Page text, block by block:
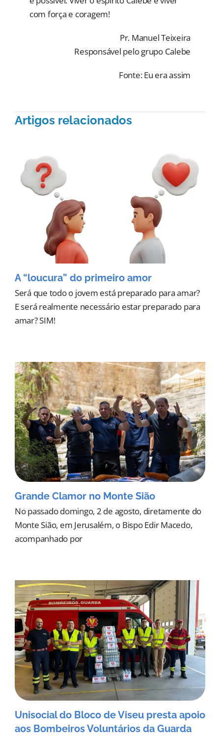
com força e coragem!
Pr. Manuel Teixeira
Responsável pelo grupo Calebe
Fonte: Eu era assim
Artigos relacionados
A “loucura” do primeiro amor
Será que todo o jovem está preparado para amar?
E será realmente necessário estar preparado para
amar? SIM!
Grande Clamor no Monte Sião
No passado domingo, 2 de agosto, diretamente do
Monte Sião, em Jerusalém, o Bispo Edir Macedo,
acompanhado por
Unisocial do Bloco de Viseu presta apoio
aos Bombeiros Voluntários da Guarda